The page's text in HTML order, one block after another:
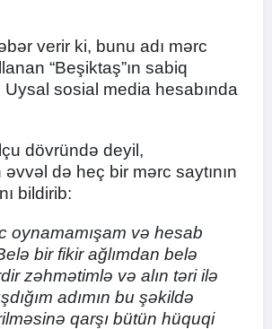
verir ki, bunu adı mərc
“Beşiktaş”ın sabiq
Uysal sosial media hesabında
dövründə deyil,
əvvəl də heç bir mərc saytının
bildirib:
oynamamışam və hesab
bir fikir ağlımdan belə
zəhmətimlə və alın təri ilə
adımın bu şəkildə
qarşı bütün hüquqi